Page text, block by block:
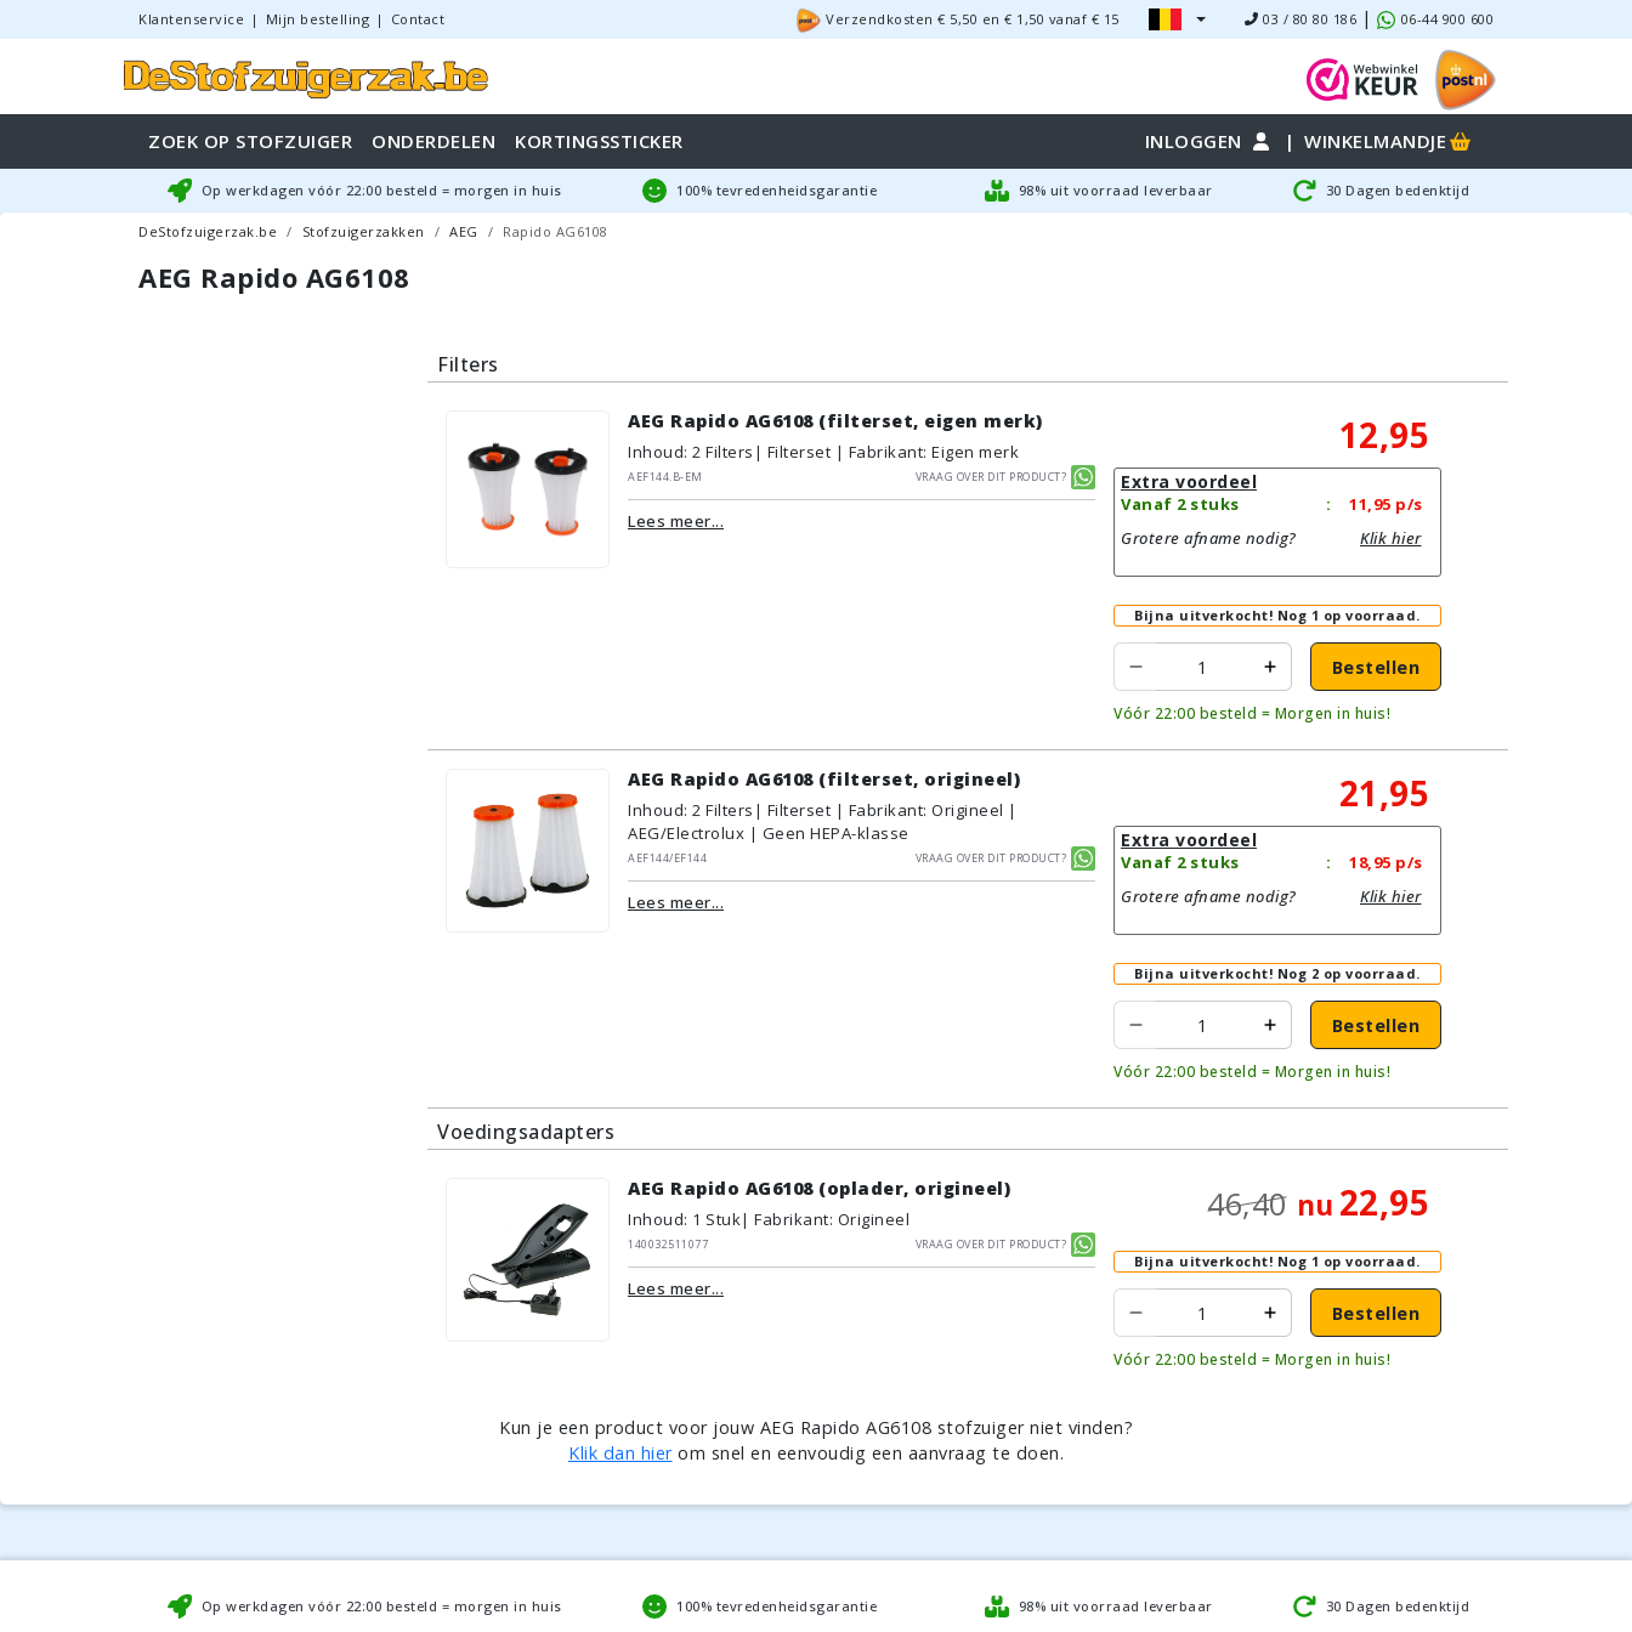
Klantenservice | Mijn bestelling | Contact Verzendkosten € 5,50 en € 1,50 vanaf € 15 03 / 80 80 186 | 06-44 900 600
ZOEK OP STOFZUIGER ONDERDELEN KORTINGSSTICKER INLOGGEN | WINKELMANDJE
Op werkdagen vóór 22:00 besteld = morgen in huis 100% tevredenheidsgarantie 98% uit voorraad leverbaar 30 Dagen bedenktijd
DeStofzuigerzak.be Stofzuigerzakken AEG Rapido AG6108
AEG Rapido AG6108
Filters
AEG Rapido AG6108 (filterset, eigen merk)
Inhoud: 2 Filters | Filterset | Fabrikant: Eigen merk
AEF144.B-EM
Vraag over dit product?
Lees meer...
12,95
Extra voordeel
Vanaf 2 stuks : 11,95 p/s
Grotere afname nodig?
Klik hier
Bijna uitverkocht! Nog 1 op voorraad.
Bestellen
Vóór 22:00 besteld = Morgen in huis!
AEG Rapido AG6108 (filterset, origineel)
Inhoud: 2 Filters | Filterset | Fabrikant: Origineel |
AEG/Electrolux | Geen HEPA-klasse
AEF144/EF144
Vraag over dit product?
Lees meer...
21,95
Extra voordeel
Vanaf 2 stuks : 18,95 p/s
Grotere afname nodig?
Klik hier
Bijna uitverkocht! Nog 2 op voorraad.
Bestellen
Vóór 22:00 besteld = Morgen in huis!
Voedingsadapters
AEG Rapido AG6108 (oplader, origineel)
Inhoud: 1 Stuk| Fabrikant: Origineel
140032511077
Vraag over dit product?
Lees meer...
46,40 nu 22,95
Bijna uitverkocht! Nog 1 op voorraad.
Bestellen
Vóór 22:00 besteld = Morgen in huis!
Kun je een product voor jouw AEG Rapido AG6108 stofzuiger niet vinden?
Klik dan hierom snel en eenvoudig een aanvraag te doen.
Op werkdagen vóór 22:00 besteld = morgen in huis 100% tevredenheidsgarantie 98% uit voorraad leverbaar 30 Dagen bedenktijd